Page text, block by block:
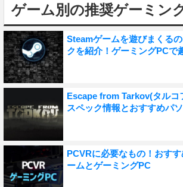
ゲーム別の推奨ゲーミン
Steamゲームを遊びまくる
クを紹介！ゲーミングPCで
Escape from Tarkov(タルコ
スペック情報とおすすめパ
PCVRに必要なもの！おす
ームとゲーミングPC